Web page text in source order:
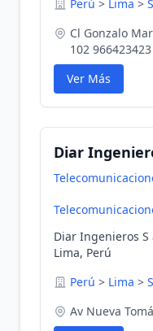
Perú > Lima >
Cl Gonzalo
102 966423423
Ver Más
Diar
Diar Ingenieros S
Lima, Perú
Perú > Lima >
Av Nueva